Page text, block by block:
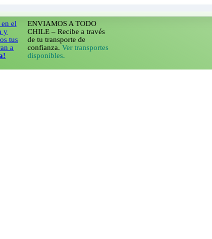
ENVIAMOS A TODO
CHILE – Recibe a través
de tu transporte de
confianza.Ver transportes
disponibles.